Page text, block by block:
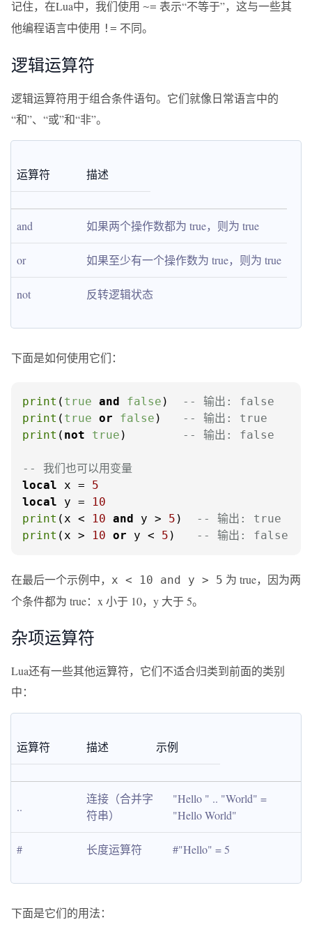
记住，在Lua中，我们使用 ~= 表示“不等于”，这与一些其
他编程语言中使用 != 不同。
逻辑运算符
逻辑运算符用于组合条件语句。它们就像日常语言中的
“和”、“或”和“非”。
运算符 描述
and 如果两个操作数都为 true，则为 true
or 如果至少有一个操作数为 true，则为 true
not 反转逻辑状态
下面是如何使用它们：
print ( true and false )
-- 输出: false
print ( true or false )
-- 输出: true
print ( not true ) -- 输出: false
-- 我们也可以用变量
local x = 5
local y =
10
print (x < 10 and y > 5 )
-- 输出: true
print (x > 10 or y < 5 ) -- 输出: false
在最后一个示例中， x < 10 and y > 5 为 true，因为两
个条件都为 true：x 小于 10，y 大于 5。
杂项运算符
Lua还有一些其他运算符，它们不适合归类到前面的类别
中：
运算符 描述 示例
..
连接（合并字
符串）
"Hello " .. "World" =
"Hello World"
# 长度运算符 #"Hello" = 5
下面是它们的用法：